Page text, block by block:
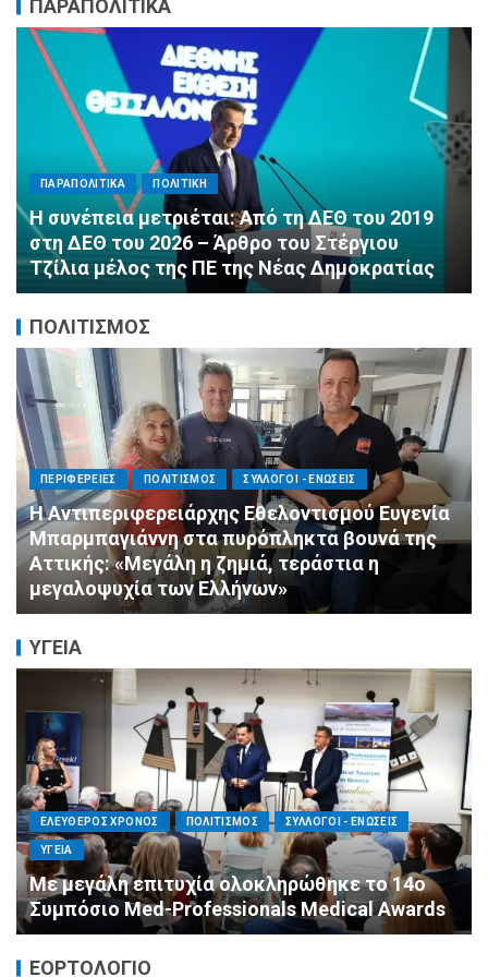
ΠΑΡΑΠΟΛΙΤΙΚΑ
ΠΑΡΑΠΟΛΙΤΙΚΑ ΠΟΛΙΤΙΚΗ
Αλληλεγγύη χωρίς σύνορα: 1.500
εμφιαλωμένα νερά για τους πυροσβέστες στα
Μέγαρα από τη ΔΕΕΠ Α’ Αθηνών ΝΔ και τη 2η
ΔΗΜ.Τ.Ο.
ΠΟΛΙΤΙΣΜΟΣ
ΠΟΛΙΤΙΣΜΟΣ ΣΥΛΛΟΓΟΙ - ΕΝΩΣΕΙΣ
Πνιγμός: Ο Σιωπηλός Θάνατος που Δεν
Μοιάζει με τις Ταινίες
ΥΓΕΙΑ
ΕΛΕΥΘΕΡΟΣ ΧΡΟΝΟΣ ΟΙΚΟΝΟΜΙΑ ΥΓΕΙΑ
Καταστροφικές δαπάνες υγείας και η
αντιμετώπισή τους
ΕΟΡΤΟΛΟΓΙΟ